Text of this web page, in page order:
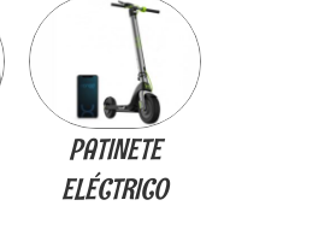
PATINETE
ELÉCTRICO